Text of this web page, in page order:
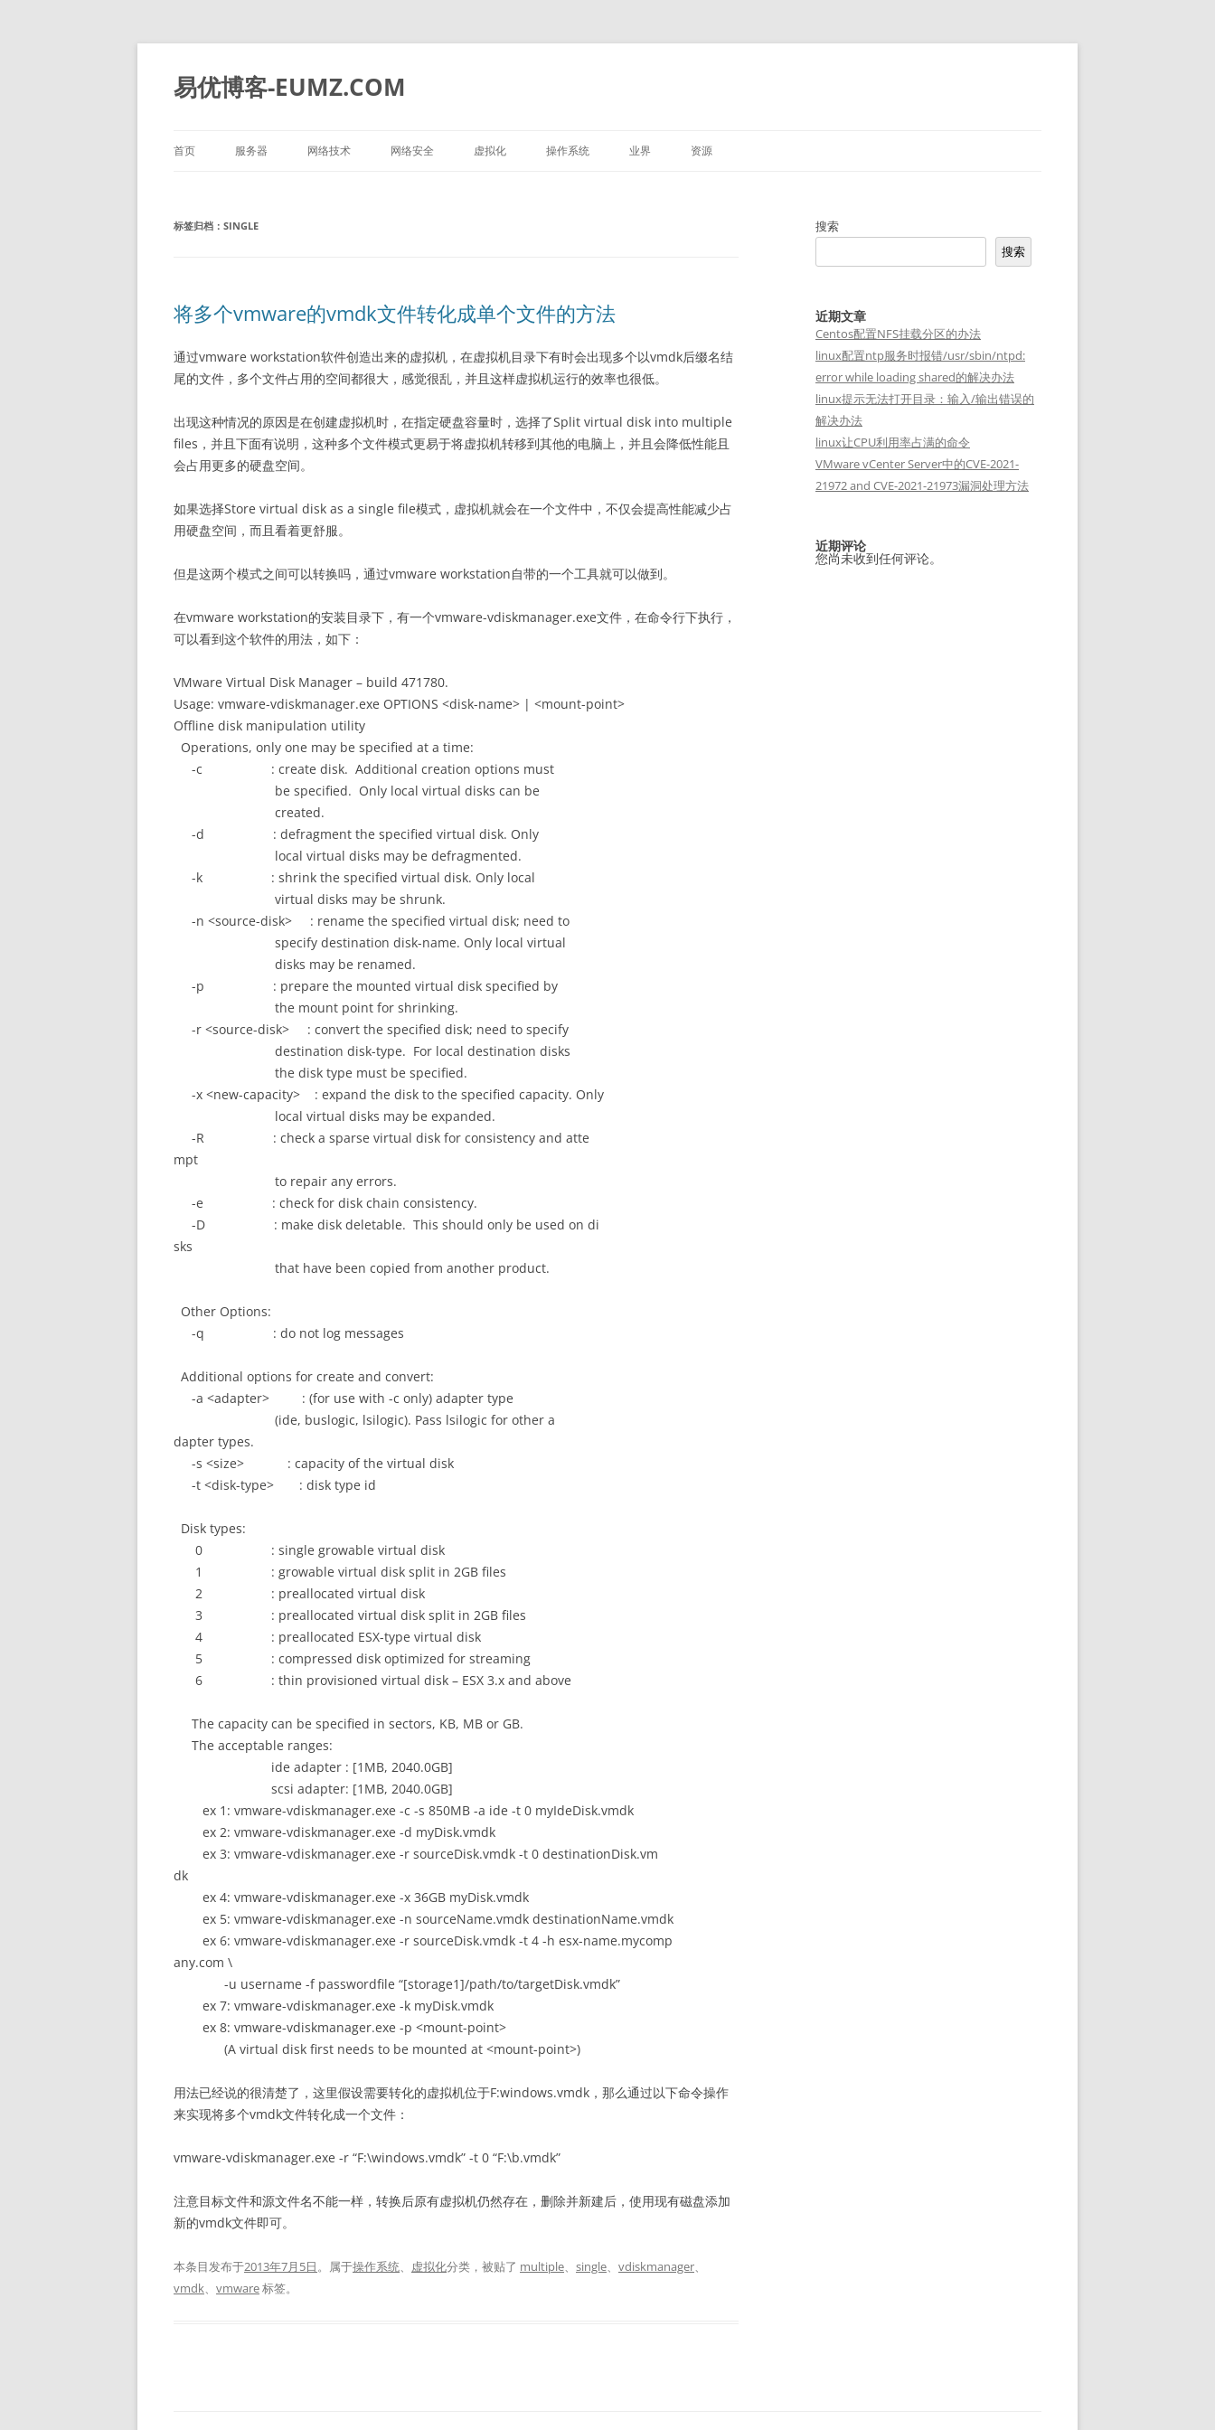
易优博客-EUMZ.COM
首页 服务器
HP
网络技术 网络安全 虚拟化 操作系统 业界 资源
标签归档： SINGLE
将多个vmware的vmdk文件转化成单个文件的方法
通过vmware workstation软件创造出来的虚拟机，在虚拟机目录下有时会出现多个以vmdk后缀名结
尾的文件，多个文件占用的空间都很大，感觉很乱，并且这样虚拟机运行的效率也很低。
出现这种情况的原因是在创建虚拟机时，在指定硬盘容量时，选择了Split virtual disk into multiple
files，并且下面有说明，这种多个文件模式更易于将虚拟机转移到其他的电脑上，并且会降低性能且
会占用更多的硬盘空间。
如果选择Store virtual disk as a single file模式，虚拟机就会在一个文件中，不仅会提高性能减少占
用硬盘空间，而且看着更舒服。
但是这两个模式之间可以转换吗，通过vmware workstation自带的一个工具就可以做到。
在vmware workstation的安装目录下，有一个vmware-vdiskmanager.exe文件，在命令行下执行，
可以看到这个软件的用法，如下：
VMware Virtual Disk Manager – build 471780.
Usage: vmware-vdiskmanager.exe OPTIONS <disk-name> | <mount-point>
Offline disk manipulation utility
Operations, only one may be specified at a time:
-c : create disk. Additional creation options must
be specified. Only local virtual disks can be
created.
-d : defragment the specified virtual disk. Only
local virtual disks may be defragmented.
-k : shrink the specified virtual disk. Only local
virtual disks may be shrunk.
-n <source-disk> : rename the specified virtual disk; need to
specify destination disk-name. Only local virtual
disks may be renamed.
-p : prepare the mounted virtual disk specified by
the mount point for shrinking.
-r <source-disk> : convert the specified disk; need to specify
destination disk-type. For local destination disks
the disk type must be specified.
-x <new-capacity> : expand the disk to the specified capacity. Only
local virtual disks may be expanded.
-R : check a sparse virtual disk for consistency and atte
mpt
to repair any errors.
-e : check for disk chain consistency.
-D : make disk deletable. This should only be used on di
sks
that have been copied from another product.
Other Options:
-q : do not log messages
Additional options for create and convert:
-a <adapter> : (for use with -c only) adapter type
(ide, buslogic, lsilogic). Pass lsilogic for other a
dapter types.
-s <size> : capacity of the virtual disk
-t <disk-type> : disk type id
Disk types:
0 : single growable virtual disk
1 : growable virtual disk split in 2GB files
2 : preallocated virtual disk
3 : preallocated virtual disk split in 2GB files
4 : preallocated ESX-type virtual disk
5 : compressed disk optimized for streaming
6 : thin provisioned virtual disk – ESX 3.x and above
The capacity can be specified in sectors, KB, MB or GB.
The acceptable ranges:
ide adapter : [1MB, 2040.0GB]
scsi adapter: [1MB, 2040.0GB]
ex 1: vmware-vdiskmanager.exe -c -s 850MB -a ide -t 0 myIdeDisk.vmdk
ex 2: vmware-vdiskmanager.exe -d myDisk.vmdk
ex 3: vmware-vdiskmanager.exe -r sourceDisk.vmdk -t 0 destinationDisk.vm
dk
ex 4: vmware-vdiskmanager.exe -x 36GB myDisk.vmdk
ex 5: vmware-vdiskmanager.exe -n sourceName.vmdk destinationName.vmdk
ex 6: vmware-vdiskmanager.exe -r sourceDisk.vmdk -t 4 -h esx-name.mycomp
any.com \
-u username -f passwordfile “[storage1]/path/to/targetDisk.vmdk”
ex 7: vmware-vdiskmanager.exe -k myDisk.vmdk
ex 8: vmware-vdiskmanager.exe -p <mount-point>
(A virtual disk first needs to be mounted at <mount-point>)
用法已经说的很清楚了，这里假设需要转化的虚拟机位于F:windows.vmdk，那么通过以下命令操作
来实现将多个vmdk文件转化成一个文件：
vmware-vdiskmanager.exe -r “F:\windows.vmdk” -t 0 “F:\b.vmdk”
注意目标文件和源文件名不能一样，转换后原有虚拟机仍然存在，删除并新建后，使用现有磁盘添加
新的vmdk文件即可。
本条目发布于2013年7月5日。属于操作系统、 虚拟化分类，被贴了 multiple、 single、 vdiskmanager、
vmdk、 vmware标签。
搜索
搜索
近期文章
Centos配置NFS挂载分区的办法
linux配置ntp服务时报错/usr/sbin/ntpd:
error while loading shared的解决办法
linux提示无法打开目录：输入/输出错误的
解决办法
linux让CPU利用率占满的命令
VMware vCenter Server中的CVE-2021-
21972 and CVE-2021-21973漏洞处理方法
近期评论
您尚未收到任何评论。